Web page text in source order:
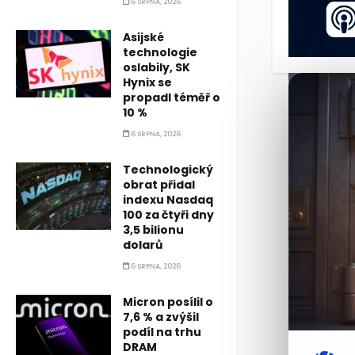
Asijské
technologie
oslabily, SK
Hynix se
propadl téměř o
10 %
6 SRPNA, 2026
Technologický
obrat přidal
indexu Nasdaq
100 za čtyři dny
3,5 bilionu
dolarů
6 SRPNA, 2026
Micron posílil o
7,6 % a zvýšil
podíl na trhu
DRAM